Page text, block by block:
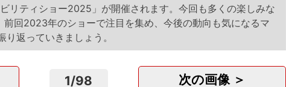
リティショー2025」が開催されます。今回も多くの楽しみな
前回2023年のショーで注目を集め、今後の動向も気になるマ
返っていきましょう。
1/98 次の画像 ＞